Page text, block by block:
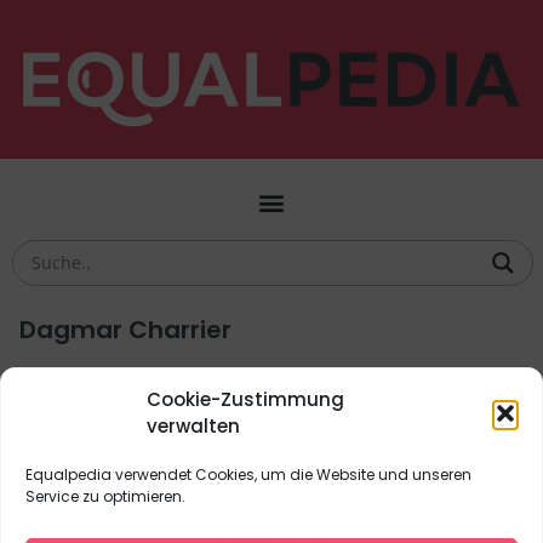
Cookie-Zustimmung
verwalten
Equalpedia verwendet Cookies, um die Website und unseren
Service zu optimieren.
Dagmar Charrier
Deutsche Politikerin und Vorsitzende des
Vereins Aids-Aufklärung e. V.
Biografien,Gesundheit,Unsichtbar